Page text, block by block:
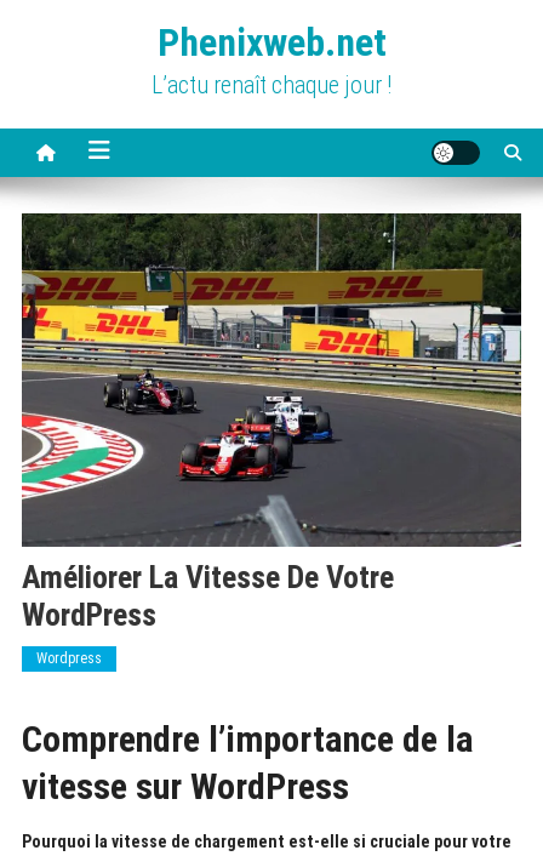
Phenixweb.net
L’actu renaît chaque jour !
Améliorer La Vitesse De Votre
WordPress
Wordpress
Comprendre l’importance de la
vitesse sur WordPress
Pourquoi la vitesse de chargement est-elle si cruciale pour votre